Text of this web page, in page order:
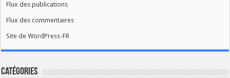
Flux des publications
Flux des commentaires
Site de WordPress-FR
Catégories